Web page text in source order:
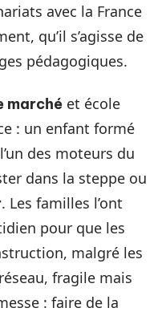
avec la France
qu’il s’agisse de
pédagogiques.
marché et école
: un enfant formé
des moteurs du
dans la steppe ou
. Les familles l’ont
pour que les
malgré les
fragile mais
: faire de la